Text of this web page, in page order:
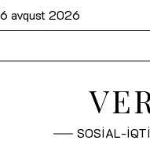
6 avqust 2026
SOSİAL-